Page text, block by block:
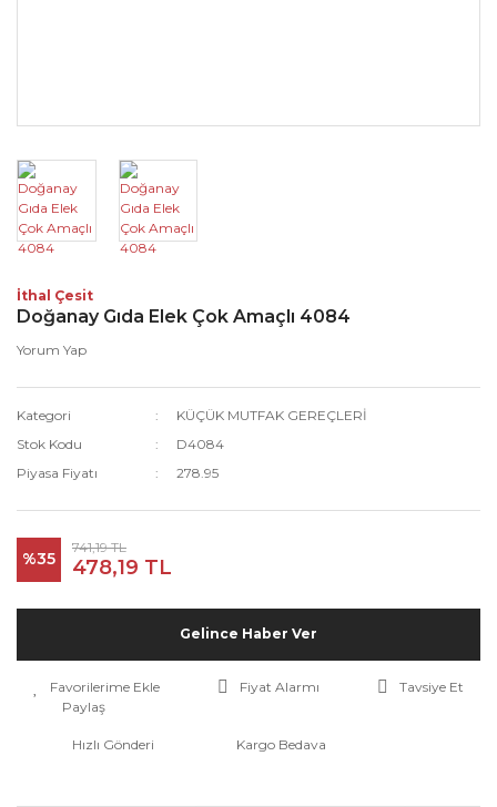
İthal Çesit
Doğanay Gıda Elek Çok Amaçlı 4084
Yorum Yap
Kategori
KÜÇÜK MUTFAK GEREÇLERİ
Stok Kodu
D4084
Piyasa Fiyatı
278.95
%35
741,19 TL
478,19 TL
Gelince Haber Ver
Fiyat Alarmı
Tavsiye Et
Paylaş
Hızlı Gönderi Kargo Bedava